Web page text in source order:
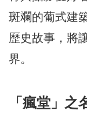
斑斕的葡式建
歷史故事，將
界。
「瘋堂」